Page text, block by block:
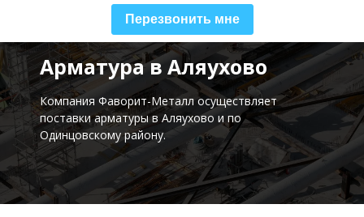
Перезвонить мне
Арматура в Аляухово
Компания Фаворит-Металл осуществляет
поставкиарматуры в Аляухово и по
Одинцовскому району.